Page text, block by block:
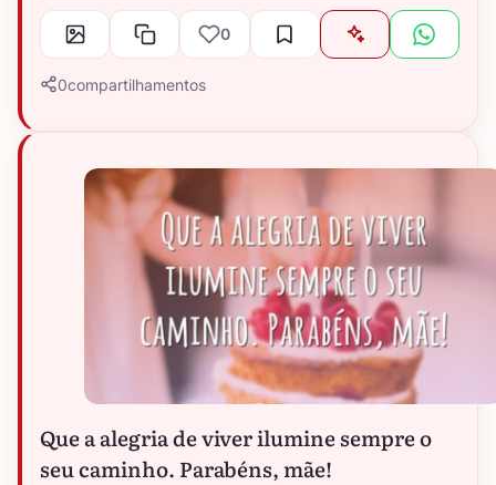
0
0compartilhamentos
Que a alegria de viver ilumine sempre o
seu caminho. Parabéns, mãe!